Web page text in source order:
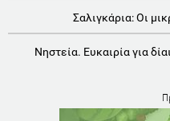
Σαλιγκάρια: Οι
Νηστεία. Ευκαιρία για